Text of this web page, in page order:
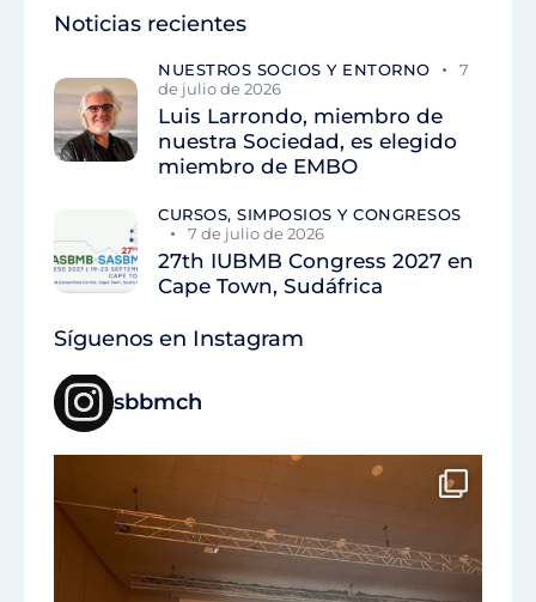
Noticias recientes
NUESTROS SOCIOS Y ENTORNO
7
de julio de 2026
Luis Larrondo, miembro de
nuestra Sociedad, es elegido
miembro de EMBO
CURSOS, SIMPOSIOS Y CONGRESOS
7 de julio de 2026
27th IUBMB Congress 2027 en
Cape Town, Sudáfrica
Síguenos en Instagram
sbbmch